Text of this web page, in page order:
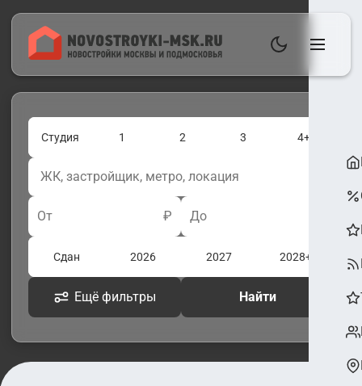
Студия 1 2 3 4+
От ₽ До
Сдан 2026 2027 2028+
Ещё фильтры Найти